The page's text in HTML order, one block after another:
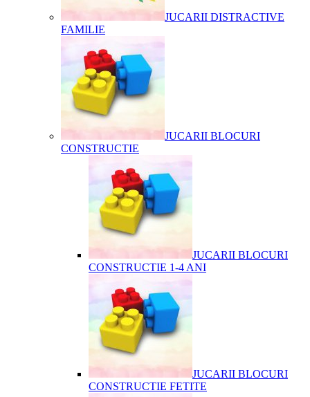
JUCARII DISTRACTIVE
FAMILIE
JUCARII BLOCURI
CONSTRUCTIE
JUCARII BLOCURI
CONSTRUCTIE 1-4 ANI
JUCARII BLOCURI
CONSTRUCTIE FETITE